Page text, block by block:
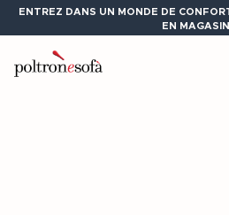
ENTREZ DANS UN MONDE DE
EN